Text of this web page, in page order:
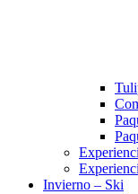
Invierno – Ski